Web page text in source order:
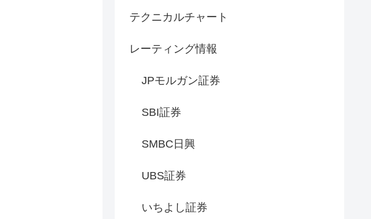
テクニカルチャート
レーティング情報
JPモルガン証券
SBI証券
SMBC日興
UBS証券
いちよし証券